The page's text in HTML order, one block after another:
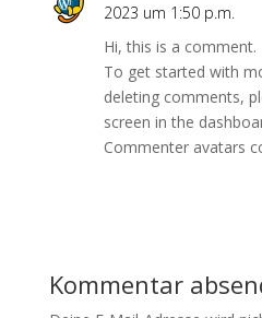
2023 um 1:50 p.m.
Hi, this is a comment.
To get started with
deleting comments,
screen in the
Commenter avatars
Kommentar